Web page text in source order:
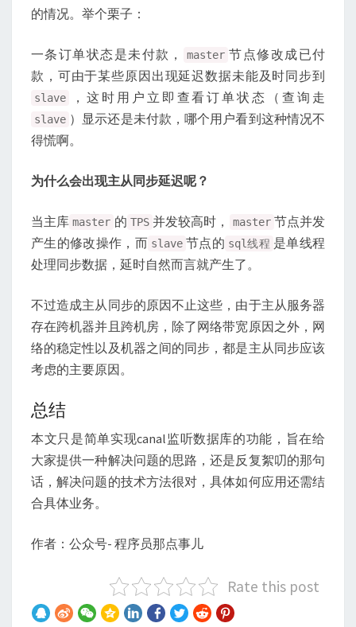
的情况。举个栗子：
一条订单状态是未付款， master 节点修改成已付
款，可由于某些原因出现延迟数据未能及时同步到
slave ，这时用户立即查看订单状态（查询走
slave ）显示还是未付款，哪个用户看到这种情况不
得慌啊。
为什么会出现主从同步延迟呢？
当主库 master 的 TPS 并发较高时， master 节点并发
产生的修改操作，而 slave 节点的 sql线程 是单线程
处理同步数据，延时自然而言就产生了。
不过造成主从同步的原因不止这些，由于主从服务器
存在跨机器并且跨机房，除了网络带宽原因之外，网
络的稳定性以及机器之间的同步，都是主从同步应该
考虑的主要原因。
总结
本文只是简单实现canal监听数据库的功能，旨在给
大家提供一种解决问题的思路，还是反复絮叨的那句
话，解决问题的技术方法很对，具体如何应用还需结
合具体业务。
作者：公众号- 程序员那点事儿
Rate this post